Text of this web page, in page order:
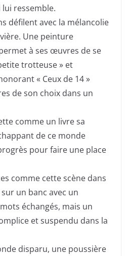
ressemble.
défilent avec la mélancolie
Une peinture
à ses œuvres de se
trotteuse » et
« Ceux de 14 »
de son choix dans un
comme un livre sa
de ce monde
pour faire une place
comme cette scène dans
un banc avec un
échangés, mais un
et suspendu dans la
disparu, une poussière